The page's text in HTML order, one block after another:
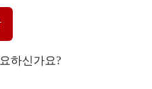
하신가요?